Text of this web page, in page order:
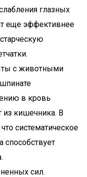
глазных
еще эффективнее
с животными
в кровь
из кишечника. В
систематическое
способствует
сил.